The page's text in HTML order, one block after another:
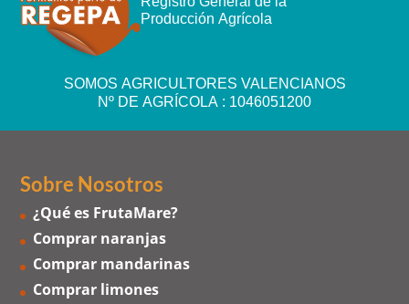
Producción Agrícola
SOMOS AGRICULTORES VALENCIANOS
Nº DE AGRÍCOLA : 1046051200
Sobre Nosotros
¿Qué es FrutaMare?
Comprar naranjas
Comprar mandarinas
Comprar limones